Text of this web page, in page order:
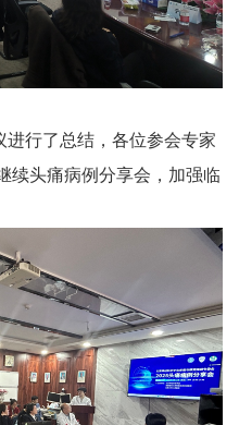
行了总结，各位参会专家
续头痛病例分享会，加强临